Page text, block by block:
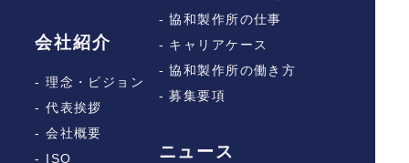
会社紹介
- 理念・ビジョン
- 代表挨拶
- 会社概要
- ISO
- 協和製作所の仕事
- キャリアケース
- 協和製作所の働き方
- 募集要項
ニュース